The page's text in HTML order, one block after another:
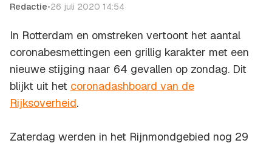
Redactie•26 juli 2020 14:54
In Rotterdam en omstreken vertoont het aantal
coronabesmettingen een grillig karakter met een
nieuwe stijging naar 64 gevallen op zondag. Dit
blijkt uit het coronadashboard van de
Rijksoverheid.
Zaterdag werden in het Rijnmondgebied nog 29